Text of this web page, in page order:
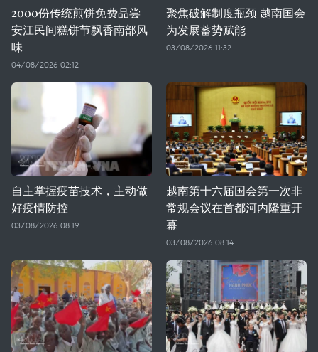
2000份传统煎饼免费品尝
安江民间糕饼节飘香南部风
味
04/08/2026 02:12
聚焦破解制度瓶颈 越南国会
为发展蓄势赋能
03/08/2026 11:32
自主掌握疫苗技术，主动做
好疫情防控
03/08/2026 08:19
越南第十六届国会第一次非
常规会议在首都河内隆重开
幕
03/08/2026 08:14